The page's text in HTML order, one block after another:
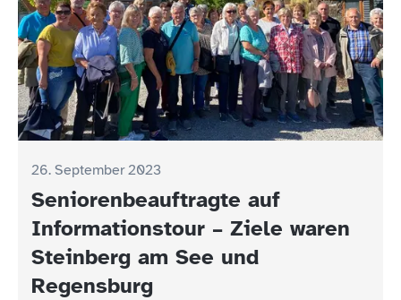
26. September 2023
Seniorenbeauftragte auf
Informationstour – Ziele waren
Steinberg am See und
Regensburg